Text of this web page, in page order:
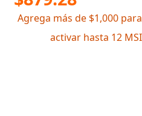
Agrega más de $1,000 para
activar hasta 12 MSI